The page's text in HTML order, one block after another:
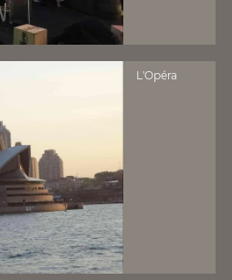
L'Opéra